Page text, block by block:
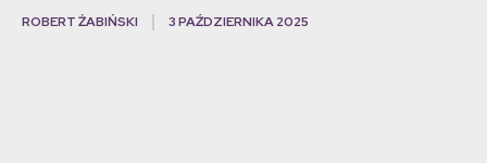
ROBERT ŻABIŃSKI 3 PAŹDZIERNIKA 2025